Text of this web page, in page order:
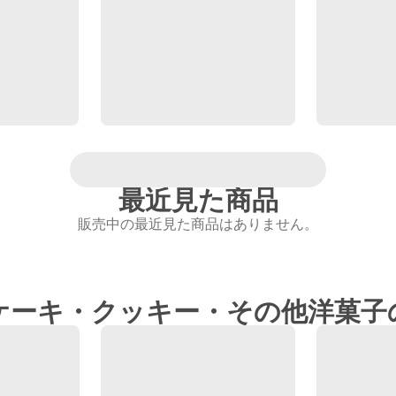
最近見た商品
販売中の最近見た商品はありません。
ーキ・クッキー・その他洋菓子